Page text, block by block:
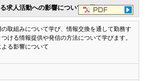
求人活動への影響についても学べます。
取組みについて学び、情報交換を通して勤務す
ける情報提供や発信の方法について学びます。
る影響について